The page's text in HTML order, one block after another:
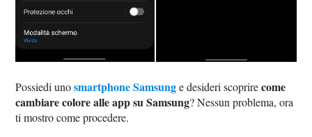
Possiedi unosmartphone Samsunge desideri scoprirecome
cambiare colore alle app su Samsung? Nessun problema, ora
ti mostro come procedere.